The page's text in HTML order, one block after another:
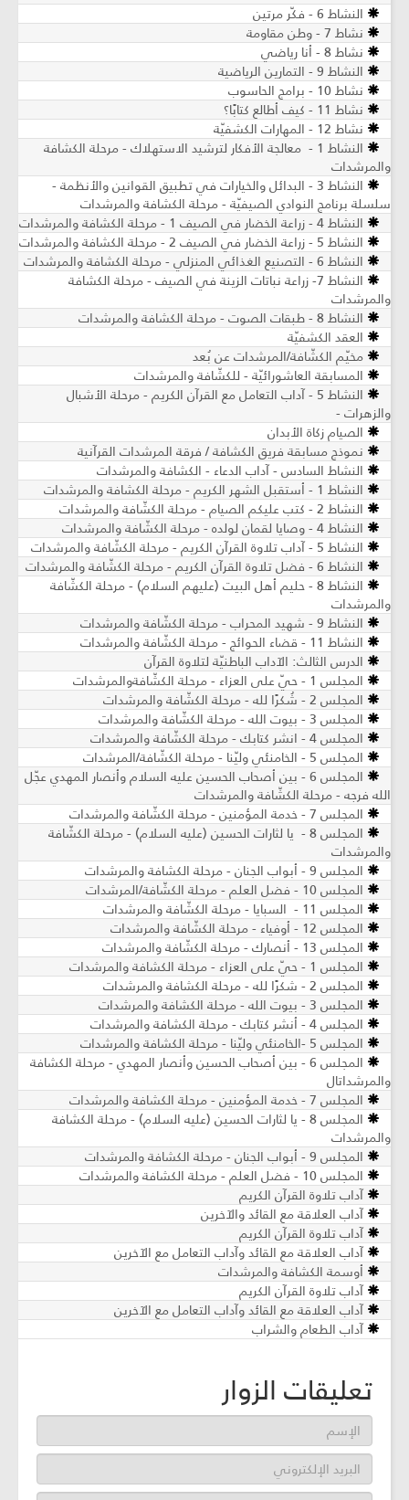
النشاط 6 - فكّر مرتين
نشاط 7 - وطن مقاومة
نشاط 8 - أنا رياضي
النشاط 9 - التمارين الرياضية
نشاط 10 - برامج الحاسوب
نشاط 11 - كيف أطالع كتابًا؟
نشاط 12 - المهارات الكشفيّة
النشاط 1 - معالجة الأفكار لترشيد الاستهلاك - مرحلة الكشافة
والمرشدات
النشاط 3 - البدائل والخيارات في تطبيق القوانين والأنظمة -
سلسلة برنامج النوادي الصيفيّة - مرحلة الكشافة والمرشدات
النشاط 4 - زراعة الخضار في الصيف 1 - مرحلة الكشافة والمرشدات
النشاط 5 - زراعة الخضار في الصيف 2 - مرحلة الكشافة والمرشدات
النشاط 6 - التصنيع الغذائي المنزلي - مرحلة الكشافة والمرشدات
النشاط 7- زراعة نباتات الزينة في الصيف ​- مرحلة الكشافة
والمرشدات
النشاط 8 - طبقات الصوت - مرحلة الكشافة والمرشدات
العقد الكشفيّة
مخيّم الكشّافة/المرشدات عن بُعد
المسابقة العاشورائيّة - للكشّافة والمرشدات
النشاط 5 - آداب التعامل مع القرآن الكريم ​- مرحلة الأشبال
والزهرات -
الصيام زكاة الأبدان
نموذج مسابقة فريق الكشافة / فرقة المرشدات القرآنية
النشاط السادس - آداب الدعاء - الكشافة والمرشدات
النشاط 1 - أستقبل الشهر الكريم - مرحلة الكشافة والمرشدات
النشاط 2 - كتب عليكم الصيام - مرحلة الكشّافة والمرشدات
النشاط 4 - وصايا لقمان لولده - مرحلة الكشّافة والمرشدات
النشاط 5 - آداب تلاوة القرآن الكريم - مرحلة الكشّافة والمرشدات
النشاط 6 - فضل تلاوة القرآن الكريم - مرحلة الكشّافة والمرشدات
النشاط 8 - حليم أهل البيت (عليهم السلام) - مرحلة الكشّافة
والمرشدات
النشاط 9 - شهيد المحراب - مرحلة الكشّافة والمرشدات
النشاط 11 - قضاء الحوائج - مرحلة الكشّافة والمرشدات
الدرس الثالث: الآداب الباطنيّة لتلاوة القرآن
المجلس 1 - حيّ على العزاء - مرحلة الكشّافةوالمرشدات
المجلس 2 - شُكرًا لله - مرحلة الكشّافة والمرشدات
المجلس 3 - بيوت الله - مرحلة الكشّافة والمرشدات
المجلس 4 - انشر كتابك - مرحلة الكشّافة والمرشدات
المجلس 5 - الخامنئي وليّنا - مرحلة الكشّافة/المرشدات
المجلس 6 - بين أصحاب الحسين عليه السلام وأنصار المهدي عجّل
الله فرجه - مرحلة الكشّافة والمرشدات
المجلس 7 - خدمة المؤمنين - مرحلة الكشّافة والمرشدات
المجلس 8 - يا لثارات الحسين (عليه السلام) - مرحلة الكشّافة
والمرشدات
المجلس 9 - أبواب الجنان - مرحلة الكشافة والمرشدات
المجلس 10 - فضل العلم - مرحلة الكشّافة/المرشدات
المجلس 11 - السبايا - مرحلة الكشّافة والمرشدات
المجلس 12 - أوفياء - مرحلة الكشّافة والمرشدات
المجلس 13 - أنصارك - مرحلة الكشّافة والمرشدات
المجلس 1 - حيّ على العزاء - مرحلة الكشافة والمرشدات
المجلس 2 - شكرًا لله - مرحلة الكشافة والمرشدات
المجلس 3 - بيوت الله - مرحلة الكشافة والمرشدات
المجلس 4 - أنشر كتابك - مرحلة الكشافة والمرشدات
المجلس 5 -الخامنئي وليّنا - مرحلة الكشافة والمرشدات
المجلس 6 - بين أصحاب الحسين وأنصار المهدي - مرحلة الكشافة
والمرشداتال
المجلس 7 - خدمة المؤمنين - مرحلة الكشافة والمرشدات
المجلس 8 - يا لثارات الحسين (عليه السلام) - مرحلة الكشافة
والمرشدات
المجلس 9 - أبواب الجنان - مرحلة الكشافة والمرشدات
المجلس 10 - فضل العلم - مرحلة الكشافة والمرشدات
آداب تلاوة القرآن الكريم
آداب العلاقة مع القائد والآخرين
آداب تلاوة القرآن الكريم
آداب العلاقة مع القائد وآداب التعامل مع الآخرين
أوسمة الكشافة والمرشدات
آداب تلاوة القرآن الكريم
آداب العلاقة مع القائد وآداب التعامل مع الآخرين
آداب الطعام والشراب
تعليقات الزوار